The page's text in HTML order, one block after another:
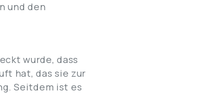
und den
wurde, dass
hat, das sie zur
Seitdem ist es